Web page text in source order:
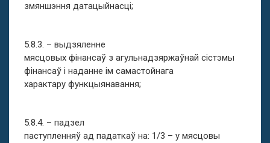
змяншэння датацыйнасці;
5.8.3. – выдзяленне
мясцовых фінансаў з агульнадзяржаўнай сістэмы
фінансаў і наданне ім самастойнага
характару функцыянавання;
5.8.4. – падзел
паступленняў ад падаткаў на: 1/3 – у мясцовы